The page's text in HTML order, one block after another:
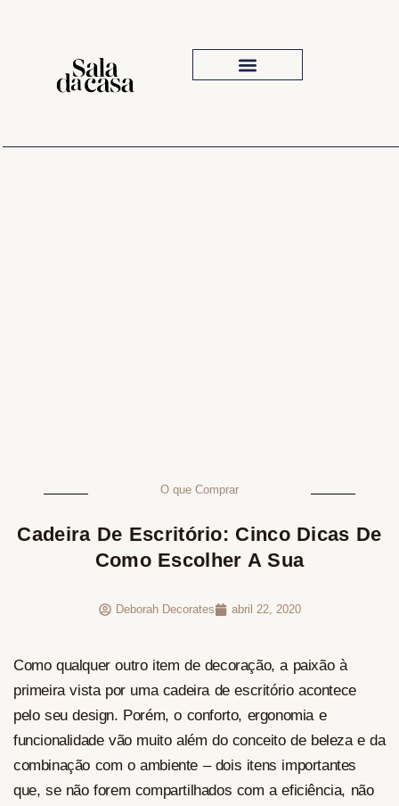
O que Comprar
Cadeira De Escritório: Cinco Dicas De
Como Escolher A Sua
Deborah Decorates abril 22, 2020
Como qualquer outro item de decoração, a paixão à
primeira vista por uma cadeira de escritório acontece
pelo seu design. Porém, o conforto, ergonomia e
funcionalidade vão muito além do conceito de beleza e da
combinação com o ambiente – dois itens importantes
que, se não forem compartilhados com a eficiência, não